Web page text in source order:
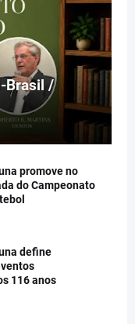
Brasil /
promove no
do Campeonato
define
116 anos